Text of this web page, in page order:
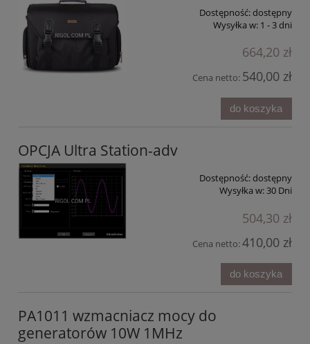
Dostępność:dostępny
Wysyłka w: 1 - 3 dni
664,20 zł
Cena netto: 540,00 zł
do koszyka
OPCJA Ultra Station-adv
Dostępność:dostępny
Wysyłka w:30 Dni
504,30 zł
Cena netto:410,00 zł
do koszyka
PA1011 wzmacniacz mocy do
generatorów 10W 1MHz